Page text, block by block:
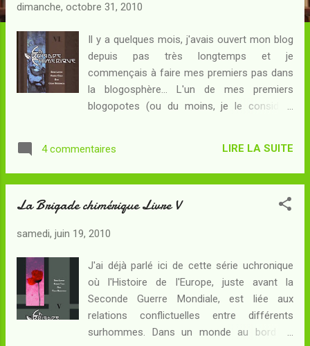
dimanche, octobre 31, 2010
Il y a quelques mois, j'avais ouvert mon blog
depuis pas très longtemps et je
commençais à faire mes premiers pas dans
la blogosphère... L'un de mes premiers
blogopotes (ou du moins, je le considère
surprenant : La Brigade chimérique . Le sujet,
une histoire de super-héros en Europe à la
Cela tombait bien, c'était pour moi la veille
le jour du départ, et je prévoyais d'avoir un
trains... De quoi me procurer dans une
librairie le premier tome de la série pour me
lancer dedans. Je ne fus pas long, dans le
TGV, à me dire que Guillaume le Traqueur
Stellaire (le blogopote sus-cité), avait bien
4 commentaires LIRE LA SUITE
La Brigade chimérique Livre V
samedi, juin 19, 2010
J'ai déjà parlé ici de cette série uchronique
où l'Histoire de l'Europe, juste avant la
Seconde Guerre Mondiale, est liée aux
relations conflictuelles entre différents
surhommes. Dans un monde au bord de